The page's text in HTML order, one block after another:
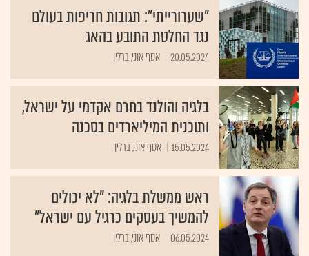
"שערורייתי": תגובות חריפות בעולם
נגד החלטת התובע בהאג
20.05.2024 אסף אוני, ברלין
בלגיה והולנד בחרם אקדמי על ישראל,
ותוכנית המיליארדים בסכנה
15.05.2024 אסף אוני, ברלין
ראש ממשלת בלגיה: "לא יכולים
להמשיך בעסקים כרגיל עם ישראל"
06.05.2024 אסף אוני, ברלין